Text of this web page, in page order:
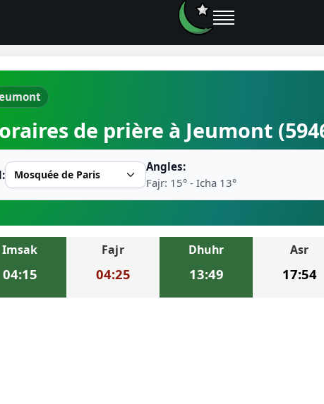
de prières
de prière près de moi
2026
musulman
de prière à Jeumont
Angles:
Fajr: 15° - Icha 13°
Imsak
04:15
Fajr
04:25
Dhuhr
13:49
Asr
17:54